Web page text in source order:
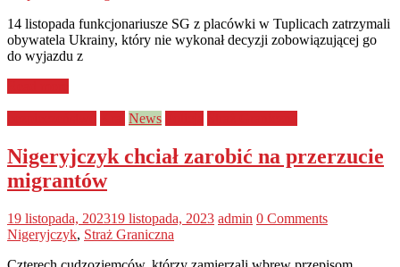
14 listopada funkcjonariusze SG z placówki w Tuplicach zatrzymali
obywatela Ukrainy, który nie wykonał decyzji zobowiązującej go
do wyjazdu z
News
Nigeryjczyk chciał zarobić na przerzucie
migrantów
19 listopada, 202319 listopada, 2023 admin 0 Comments
Nigeryjczyk, Straż Graniczna